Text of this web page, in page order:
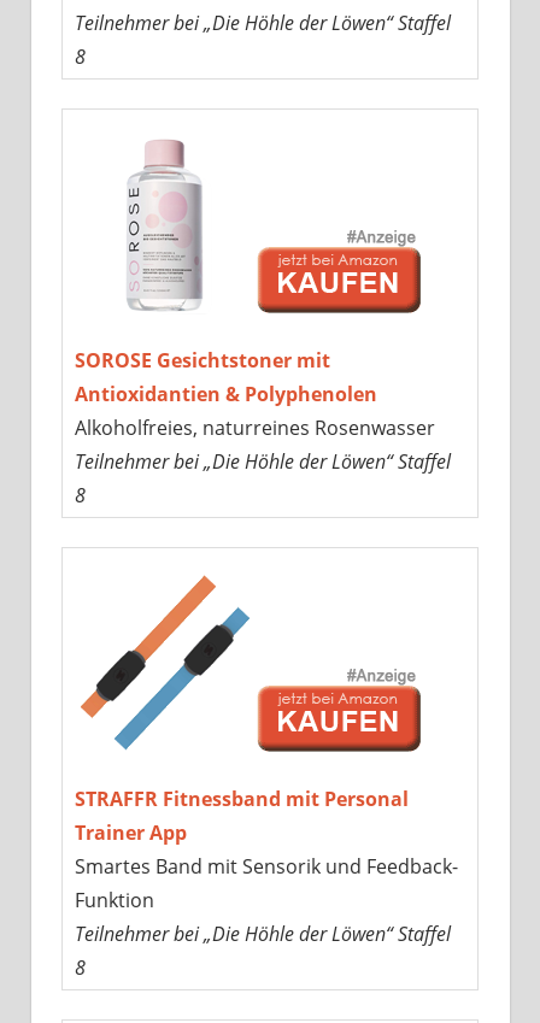
Teilnehmer bei „Die Höhle der Löwen“ Staffel
8
SOROSE Gesichtstoner mit
Antioxidantien & Polyphenolen
Alkoholfreies, naturreines Rosenwasser
Teilnehmer bei „Die Höhle der Löwen“ Staffel
8
STRAFFR Fitnessband mit Personal
Trainer App
Smartes Band mit Sensorik und Feedback-
Funktion
Teilnehmer bei „Die Höhle der Löwen“ Staffel
8